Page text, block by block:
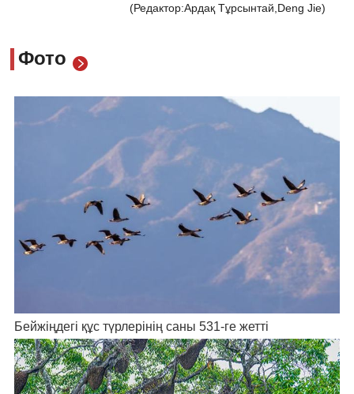
(Редактор:Ардақ Тұрсынтай,Deng Jie)
Фото
Бейжіңдегі құс түрлерінің саны 531-ге жетті